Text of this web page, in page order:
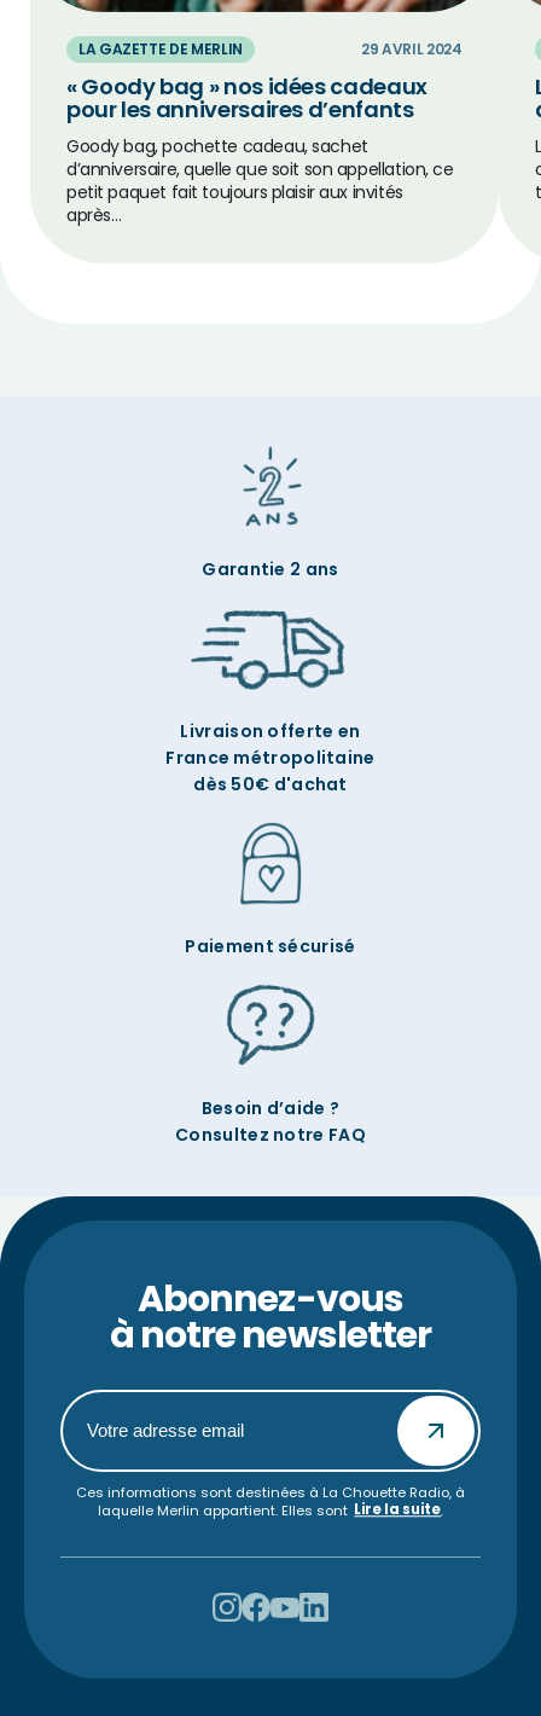
LA GAZETTE DE MERLIN 29 AVRIL 2024
« Goody bag » nos idées cadeaux
pour les anniversaires d’enfants
Goody bag, pochette cadeau, sachet
d’anniversaire, quelle que soit son appellation, ce
petit paquet fait toujours plaisir aux invités
après…
Garantie 2 ans
Livraison offerte en
France métropolitaine
dès 50€ d'achat
Paiement sécurisé
Besoin d’aide ?
Consultez notre FAQ
Abonnez-vous
à notre newsletter
Ces informations sont destinées à La Chouette Radio, à
laquelle Merlin appartient. Elles sont Lire la suite.